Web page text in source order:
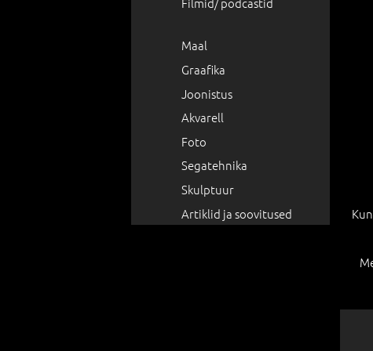
Maal
Graafika
Joonistus
Akvarell
Foto
Segatehnika
Skulptuur
Artiklid ja soovitused